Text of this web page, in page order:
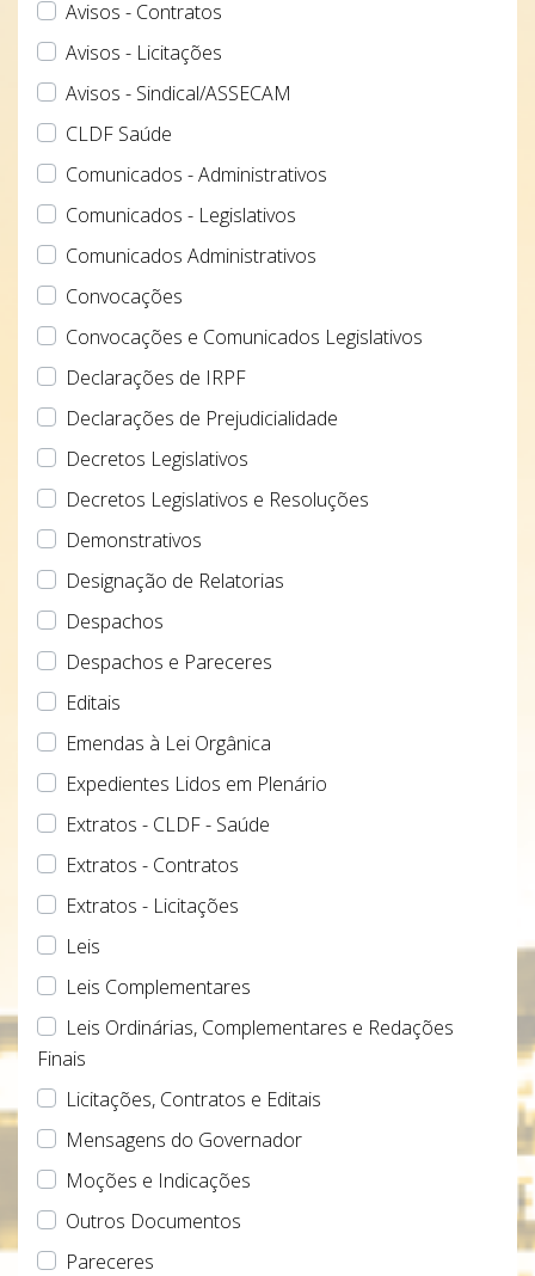
Avisos - Contratos
Avisos - Licitações
Avisos - Sindical/ASSECAM
CLDF Saúde
Comunicados - Administrativos
Comunicados - Legislativos
Comunicados Administrativos
Convocações
Convocações e Comunicados Legislativos
Declarações de IRPF
Declarações de Prejudicialidade
Decretos Legislativos
Decretos Legislativos e Resoluções
Demonstrativos
Designação de Relatorias
Despachos
Despachos e Pareceres
Editais
Emendas à Lei Orgânica
Expedientes Lidos em Plenário
Extratos - CLDF - Saúde
Extratos - Contratos
Extratos - Licitações
Leis
Leis Complementares
Leis Ordinárias, Complementares e Redações
Finais
Licitações, Contratos e Editais
Mensagens do Governador
Moções e Indicações
Outros Documentos
Pareceres